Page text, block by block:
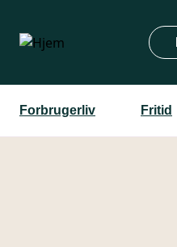
hovedindhold
Forbrugerliv Fritid